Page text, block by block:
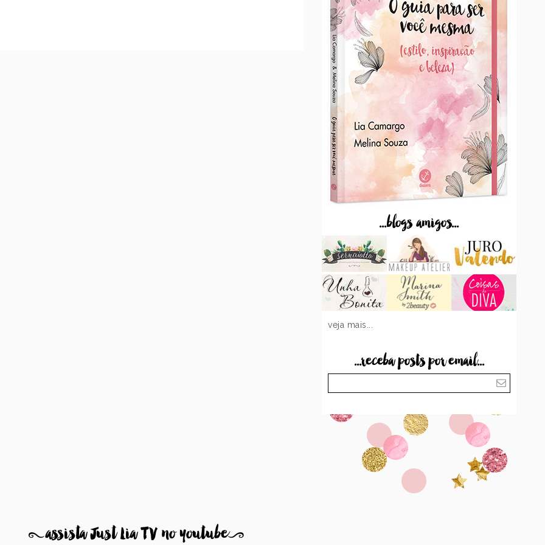
...blogs amigos...
veja mais...
...receba posts por email...
8assista Just Lia TV no youtube9